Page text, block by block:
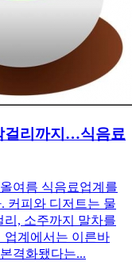
걸리까지…식음료
여름 식음료업계를
커피와 디저트는 물
리, 소주까지 말차를
업계에서는 이른바
격화됐다는...